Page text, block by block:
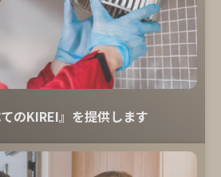
のKIREI』を提供します